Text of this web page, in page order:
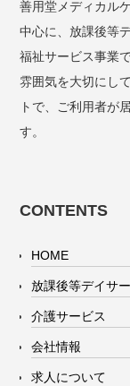
善用堂メディカル
中心に、放課後等
福祉サービス事業
雰囲気を大切にし
トで、ご利用者が
す。
CONTENTS
HOME
放課後等デイサ
介護サービス
会社情報
求人について